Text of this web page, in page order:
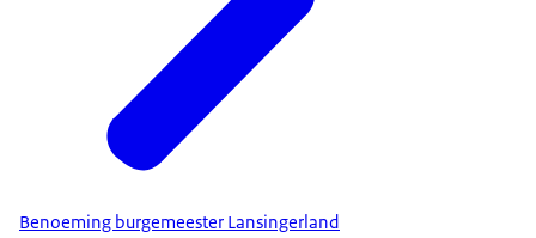
Benoeming burgemeester Lansingerland